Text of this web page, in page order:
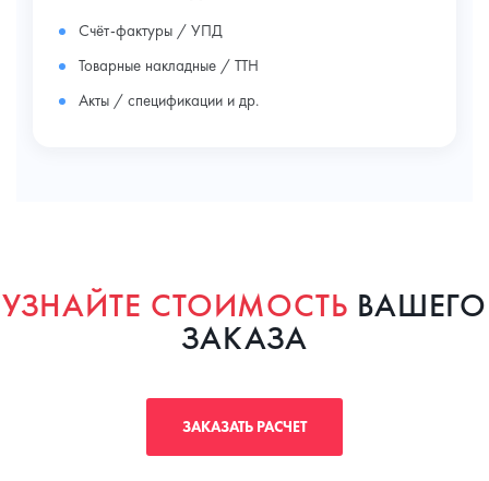
Счёт-фактуры / УПД
Товарные накладные / ТТН
Акты / спецификации и др.
УЗНАЙТЕ СТОИМОСТЬ ВАШЕГО
ЗАКАЗА
ЗАКАЗАТЬ РАСЧЕТ